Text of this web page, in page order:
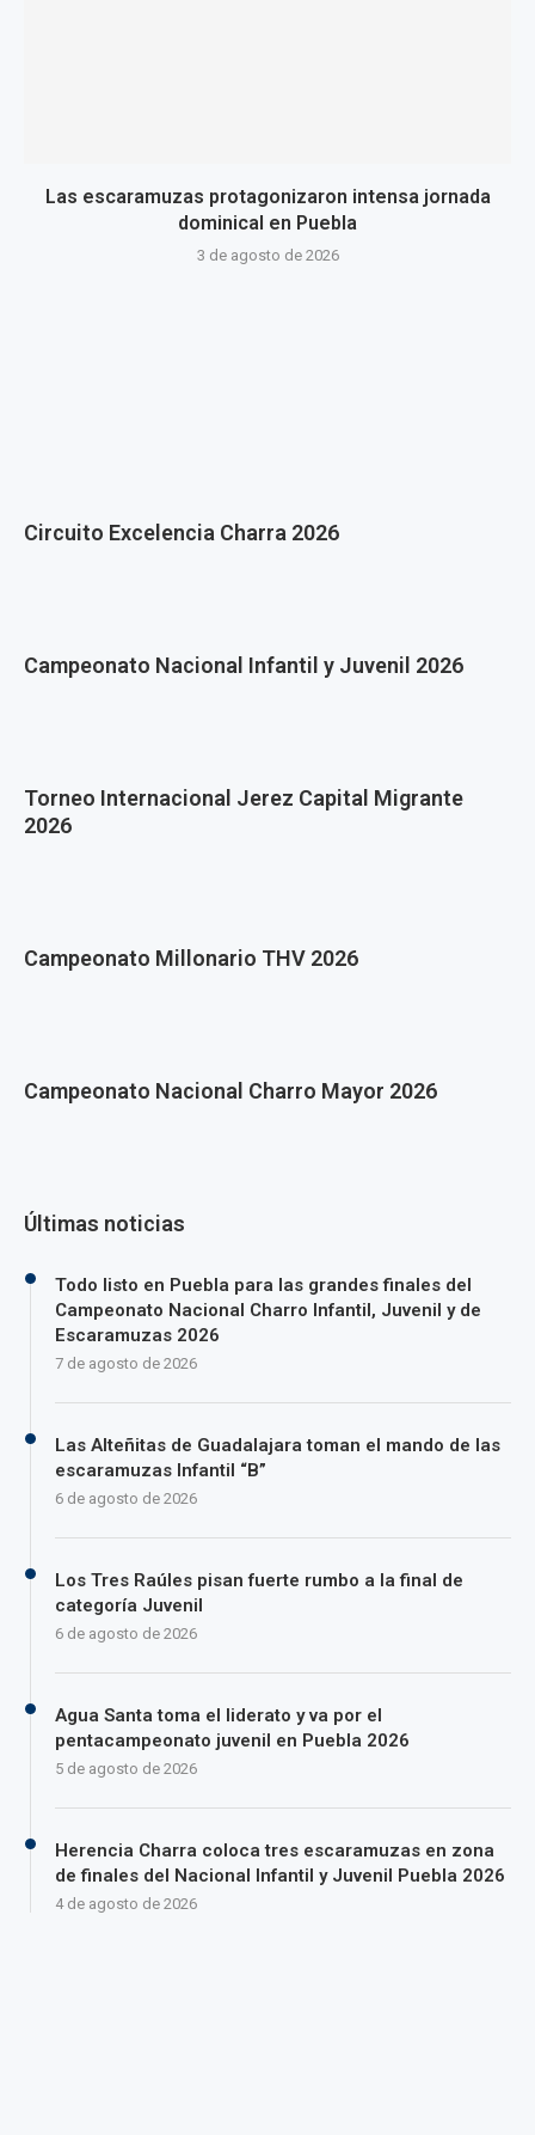
Las escaramuzas protagonizaron intensa jornada
dominical en Puebla
3 de agosto de 2026
Circuito Excelencia Charra 2026
Campeonato Nacional Infantil y Juvenil 2026
Torneo Internacional Jerez Capital Migrante
2026
Campeonato Millonario THV 2026
Campeonato Nacional Charro Mayor 2026
Últimas noticias
Todo listo en Puebla para las grandes finales del
Campeonato Nacional Charro Infantil, Juvenil y de
Escaramuzas 2026
7 de agosto de 2026
Las Alteñitas de Guadalajara toman el mando de las
escaramuzas Infantil “B”
6 de agosto de 2026
Los Tres Raúles pisan fuerte rumbo a la final de
categoría Juvenil
6 de agosto de 2026
Agua Santa toma el liderato y va por el
pentacampeonato juvenil en Puebla 2026
5 de agosto de 2026
Herencia Charra coloca tres escaramuzas en zona
de finales del Nacional Infantil y Juvenil Puebla 2026
4 de agosto de 2026